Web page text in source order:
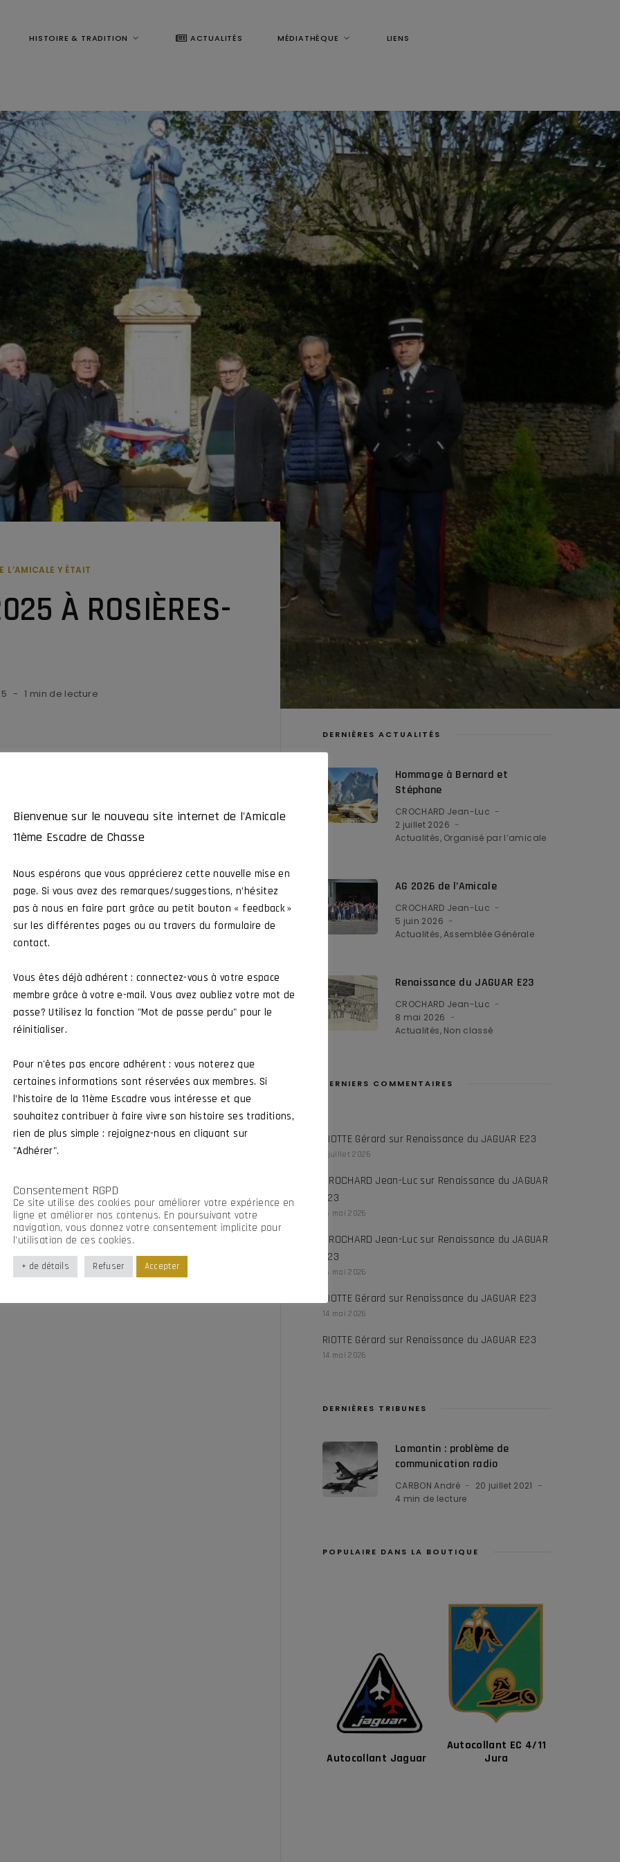
HISTOIRE & TRADITION ACTUALITÉS MÉDIATHÈQUE LIENS
L’AMICALE Y ÉTAIT
À ROSIÈRES-
1 min de lecture
aux membres
intéragissez avec tous nos membres et
nos évènements
Devenir membre
WHATSAPP E-MAIL
ARTICLE SUIVANT
« RES NON VERBA » # 80
à 1985, puis au 1/11 de 1985 à 1990. Drille de la
DERNIÈRES ACTUALITÉS
Hommage à Bernard et
Stéphane
CROCHARD Jean-Luc
2 juillet 2026
Actualités Organisé par l’amicale
AG 2026 de l’Amicale
CROCHARD Jean-Luc
5 juin 2026
Actualités Assemblée Générale
Renaissance du JAGUAR E23
CROCHARD Jean-Luc
8 mai 2026
Actualités Non classé
DERNIERS COMMENTAIRES
RIOTTE Gérard sur Renaissance du JAGUAR E23
1 juillet 2026
CROCHARD Jean-Lucsur Renaissance du JAGUAR
E23
16 mai 2026
CROCHARD Jean-Lucsur Renaissance du JAGUAR
E23
16 mai 2026
RIOTTE Gérard sur Renaissance du JAGUAR E23
14 mai 2026
RIOTTE Gérard sur Renaissance du JAGUAR E23
14 mai 2026
DERNIÈRES TRIBUNES
Lamantin : problème de
communication radio
CARBON André
20 juillet 2021
4 min de lecture
POPULAIRE DANS LA BOUTIQUE
Autocollant Jaguar
Autocollant EC 4/11
Jura
Bienvenue sur le nouveau site internet de l'Amicale
11ème Escadre de Chasse
Nous espérons que vous apprécierez cette nouvelle mise en
page. Si vous avez des remarques/suggestions, n’hésitez
pas à nous en faire part grâce au petit bouton « feedback »
sur les différentes pages ou au travers du formulaire de
contact.
Vous êtes déjà adhérent : connectez-vous à votre espace
membre grâce à votre e-mail. Vous avez oubliez votre mot de
passe? Utilisez la fonction "Mot de passe perdu" pour le
réinitialiser.
Pour n'êtes pas encore adhérent : vous noterez que
certaines informations sont réservées aux membres. Si
l’histoire de la 11ème Escadre vous intéresse et que
souhaitez contribuer à faire vivre son histoire ses traditions,
rien de plus simple : rejoignez-nous en cliquant sur
"Adhérer".
Consentement RGPD
Ce site utilise des cookies pour améliorer votre expérience en
ligne et améliorer nos contenus. En poursuivant votre
navigation, vous donnez votre consentement implicite pour
l’utilisation de ces cookies.
+ de détails Refuser Accepter